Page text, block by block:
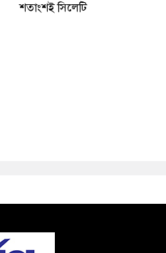
শতাংশই সিলেটি